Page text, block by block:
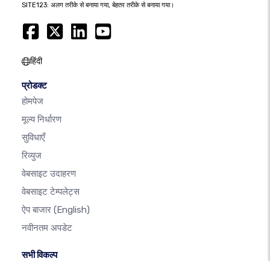
SITE123: अलग तरीके से बनाया गया, बेहतर तरीके से बनाया गया।
हिंदी
प्रोडक्ट
होमपेज
मूल्य निर्धारण
सुविधाएँ
रिव्युज
वेबसाइट उदाहरण
वेबसाइट टेम्पलेट्स
ऐप बाजार (English)
नवीनतम अपडेट
सभी विकल्प